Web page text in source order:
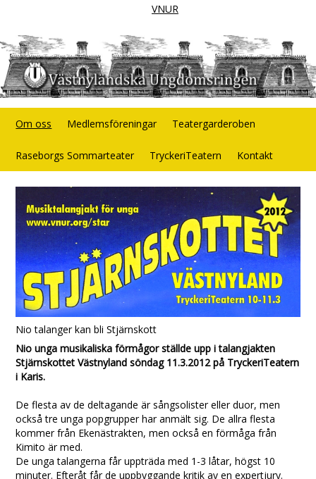
VNUR
Om oss Medlemsföreningar Teatergarderoben
Raseborgs Sommarteater TryckeriTeatern Kontakt
Nio talanger kan bli Stjärnskott
Nio unga musikaliska förmågor ställde upp i talangjakten
Stjärnskottet Västnyland söndag 11.3.2012 på TryckeriTeatern
i Karis.
De flesta av de deltagande är sångsolister eller duor, men
också tre unga popgrupper har anmält sig. De allra flesta
kommer från Ekenästrakten, men också en förmåga från
Kimito är med.
De unga talangerna får uppträda med 1-3 låtar, högst 10
minuter. Efteråt får de uppbyggande kritik av en expertjury.